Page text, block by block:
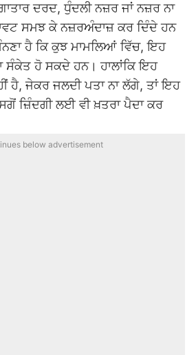
ਦਰਦ, ਧੁੰਦਲੀ ਨਜ਼ਰ ਜਾਂ ਨਜ਼ਰ ਨਾ
ਸਮਝ ਕੇ ਨਜ਼ਰਅੰਦਾਜ਼ ਕਰ ਦਿੰਦੇ ਹਨ
ਮੰਨਣਾ ਹੈ ਕਿ ਕੁਝ ਮਾਮਲਿਆਂ ਵਿੱਚ, ਇਹ
ਸੰਕੇਤ ਹੋ ਸਕਦੇ ਹਨ। ਹਾਲਾਂਕਿ ਇਹ
ਹੈ, ਜੇਕਰ ਜਲਦੀ ਪਤਾ ਨਾ ਲੱਗੇ, ਤਾਂ ਇਹ
ਜ਼ਿੰਦਗੀ ਲਈ ਵੀ ਖ਼ਤਰਾ ਪੈਦਾ ਕਰ
below advertisement